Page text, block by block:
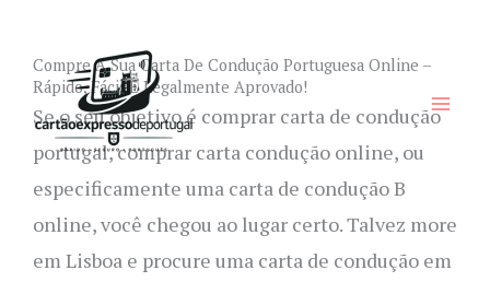
contentCompre A Sua Carta De Condução Portuguesa Online –
Rápido, Fácil E Legalmente Aprovado!
Se o seu objetivo é comprar carta de condução
portugal, comprar carta condução online, ou
especificamente uma carta de condução B
online, você chegou ao lugar certo. Talvez more
em Lisboa e procure uma carta de condução em